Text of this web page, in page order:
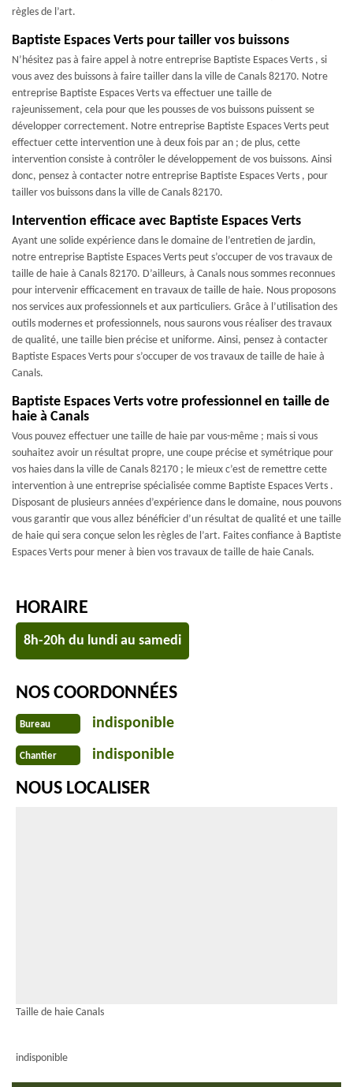
règles de l’art.
Baptiste Espaces Verts pour tailler vos buissons
N’hésitez pas à faire appel à notre entreprise Baptiste Espaces Verts , si
vous avez des buissons à faire tailler dans la ville de Canals 82170. Notre
entreprise Baptiste Espaces Verts va effectuer une taille de
rajeunissement, cela pour que les pousses de vos buissons puissent se
développer correctement. Notre entreprise Baptiste Espaces Verts peut
effectuer cette intervention une à deux fois par an ; de plus, cette
intervention consiste à contrôler le développement de vos buissons. Ainsi
donc, pensez à contacter notre entreprise Baptiste Espaces Verts , pour
tailler vos buissons dans la ville de Canals 82170.
Intervention efficace avec Baptiste Espaces Verts
Ayant une solide expérience dans le domaine de l’entretien de jardin,
notre entreprise Baptiste Espaces Verts peut s’occuper de vos travaux de
taille de haie à Canals 82170. D’ailleurs, à Canals nous sommes reconnues
pour intervenir efficacement en travaux de taille de haie. Nous proposons
nos services aux professionnels et aux particuliers. Grâce à l’utilisation des
outils modernes et professionnels, nous saurons vous réaliser des travaux
de qualité, une taille bien précise et uniforme. Ainsi, pensez à contacter
Baptiste Espaces Verts pour s’occuper de vos travaux de taille de haie à
Canals.
Baptiste Espaces Verts votre professionnel en taille de
haie à Canals
Vous pouvez effectuer une taille de haie par vous-même ; mais si vous
souhaitez avoir un résultat propre, une coupe précise et symétrique pour
vos haies dans la ville de Canals 82170 ; le mieux c’est de remettre cette
intervention à une entreprise spécialisée comme Baptiste Espaces Verts .
Disposant de plusieurs années d’expérience dans le domaine, nous pouvons
vous garantir que vous allez bénéficier d’un résultat de qualité et une taille
de haie qui sera conçue selon les règles de l’art. Faites confiance à Baptiste
Espaces Verts pour mener à bien vos travaux de taille de haie Canals.
HORAIRE
8h-20h du lundi au samedi
NOS COORDONNÉES
Bureau indisponible
Chantier indisponible
NOUS LOCALISER
Taille de haie Canals
indisponible